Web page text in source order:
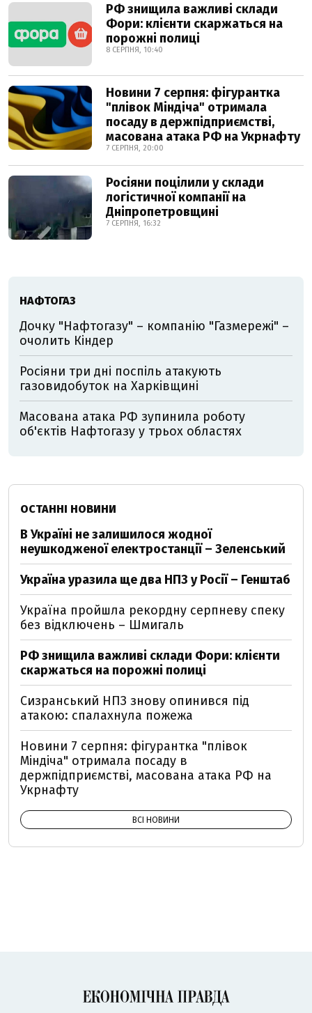
РФ знищила важливі склади
Фори: клієнти скаржаться на
порожні полиці
8 СЕРПНЯ, 10:40
Новини 7 серпня: фігурантка
"плівок Міндіча" отримала
посаду в держпідприємстві,
масована атака РФ на Укрнафту
7 СЕРПНЯ, 20:00
Росіяни поцілили у склади
логістичної компанії на
Дніпропетровщині
7 СЕРПНЯ, 16:32
НАФТОГАЗ
Дочку "Нафтогазу" – компанію "Газмережі" –
очолить Кіндер
Росіяни три дні поспіль атакують
газовидобуток на Харківщині
Масована атака РФ зупинила роботу
об'єктів Нафтогазу у трьох областях
ОСТАННІ НОВИНИ
В Україні не залишилося жодної
неушкодженої електростанції – Зеленський
Україна уразила ще два НПЗ у Росії – Генштаб
Україна пройшла рекордну серпневу спеку
без відключень – Шмигаль
РФ знищила важливі склади Фори: клієнти
скаржаться на порожні полиці
Сизранський НПЗ знову опинився під
атакою: спалахнула пожежа
Новини 7 серпня: фігурантка "плівок
Міндіча" отримала посаду в
держпідприємстві, масована атака РФ на
Укрнафту
ВСІ НОВИНИ